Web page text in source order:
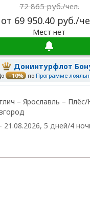
72 865 руб./чел.
от 69 950.40 руб./
Мест нет
Донинтурфлот
–10% по Программе
– Ярославль –
21.08.2026, 5 дней/4